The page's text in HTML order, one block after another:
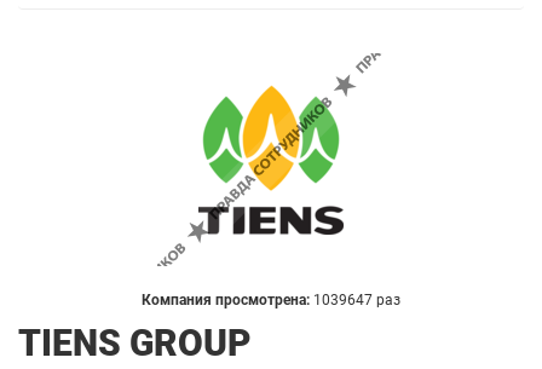
Компания просмотрена: 1039647 раз
TIENS GROUP